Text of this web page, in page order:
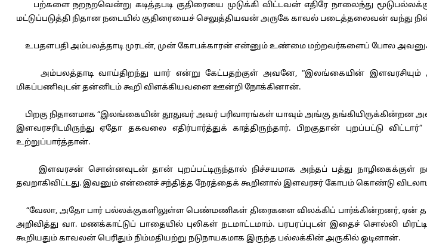
பற்களை நறநறவென்று கடித்தபடி குதிரையை முடுக்கி விட்டவன் எதிரே நாலைந்து
மட்டுப்படுத்தி நிதான நடையில் குதிரையைச் செலுத்தியவன் அருகே காவல் படைத்தலைவன் வந்து
உபதளபதி அம்பலத்தாடி முரடன், முன் கோபக்காரன் என்னும் உண்மை மற்றவர்களைப் போல
அம்பலத்தாடி வாய்திறந்து யார் என்று கேட்பதற்குள் அவனே, “இலங்கையின் இளவரசியும்
மிகப்பணிவுடன் தன்னிடம் கூறி விளக்கியவனை ஊன்றி நோக்கினான்.
பிறகு நிதானமாக “இலங்கையின் தூதுவர் அவர் பரிவாரங்கள் யாவும் அங்கு தங்கியிருக்கின்றன
இளவரசரிடமிருந்து ஏதோ தகவலை எதிர்பார்த்துக் காத்திருந்தார். பிறகுதான் புறப்பட்டு
உற்றுப்பார்த்தான்.
இளவரசன் சொன்னவுடன் தான் புறப்பட்டிருந்தால் நிச்சயமாக அந்தப் பத்து நாழிகைக்குள்
தவறாகிவிட்டது. இவனும் என்னைச் சந்தித்த நேரத்தைக் கூறினால் இளவரசர் கோபம் கொண்டு
“வேலா, அதோ பார் பல்லக்குகளிலுள்ள பெண்மணிகள் திரைகளை விலக்கிப் பார்க்கின்றனர், ஏன்
அறிவித்து வா. மணக்காட்டுப் பாதையில் புலிகள் நடமாட்டமாம். பரபரப்புடன் இதைச் சொல்லி
கூறியதும் காவலன் பெரிதும் நிம்மதியற்று நடுநாயகமாக இருந்த பல்லக்கின் அருகில் ஓடினான்.